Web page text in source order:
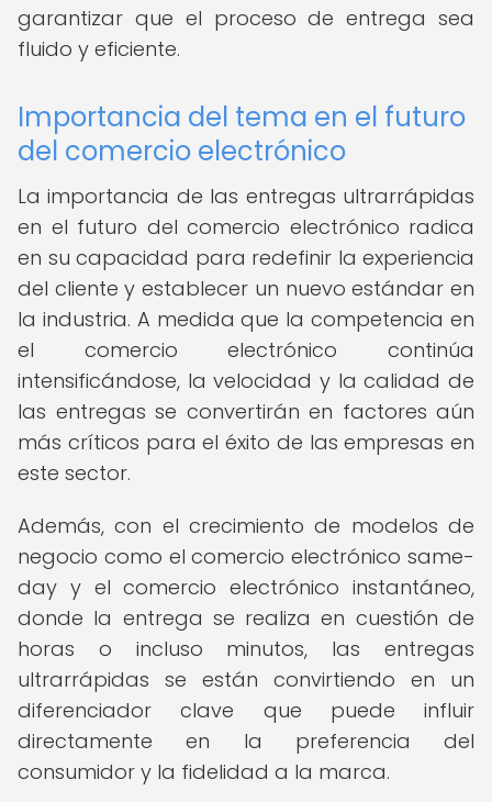
garantizar que el proceso de entrega sea
fluido y eficiente.
Importancia del tema en el futuro
del comercio electrónico
La importancia de las entregas ultrarrápidas
en el futuro del comercio electrónico radica
en su capacidad para redefinir la experiencia
del cliente y establecer un nuevo estándar en
la industria. A medida que la competencia en
el comercio electrónico continúa
intensificándose, la velocidad y la calidad de
las entregas se convertirán en factores aún
más críticos para el éxito de las empresas en
este sector.
Además, con el crecimiento de modelos de
negocio como el comercio electrónico same-
day y el comercio electrónico instantáneo,
donde la entrega se realiza en cuestión de
horas o incluso minutos, las entregas
ultrarrápidas se están convirtiendo en un
diferenciador clave que puede influir
directamente en la preferencia del
consumidor y la fidelidad a la marca.